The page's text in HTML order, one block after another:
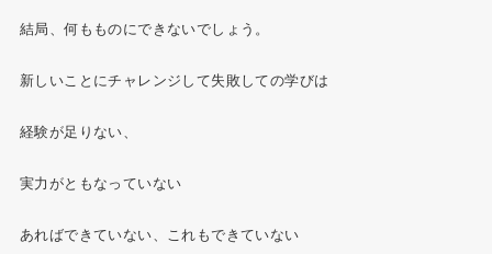
結局、何もものにできないでしょう。
新しいことにチャレンジして失敗しての学びは
経験が足りない、
実力がともなっていない
あればできていない、これもできていない